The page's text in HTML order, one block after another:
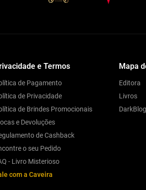
e Termos
de Pagamento
de Privacidade
de Brindes Promocionais
e Devoluções
de Cashback
o seu Pedido
- Livro Misterioso
com a Caveira
Mapa
Editora
Livros
DarkBlog